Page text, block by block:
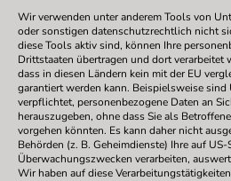
Wir verwenden unter anderem Tools von
oder sonstigen datenschutzrechtlich nicht
diese Tools aktiv sind, können Ihre
Drittstaaten übertragen und dort verarbeitet
dass in diesen Ländern kein mit der EU
garantiert werden kann. Beispielsweise sind
verpflichtet, personenbezogene Daten an
herauszugeben, ohne dass Sie als
vorgehen könnten. Es kann daher nicht
Behörden (z. B. Geheimdienste) Ihre auf
Überwachungszwecken verarbeiten,
Wir haben auf diese